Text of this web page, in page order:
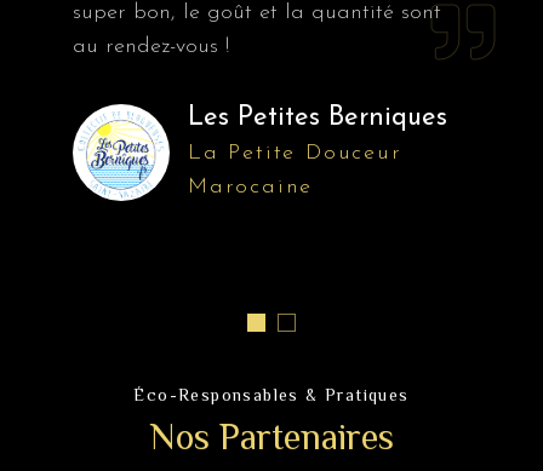
super bon, le goût et la quantité sont
au rendez-vous !
Les Petites Berniques
La Petite Douceur
Marocaine
Éco-Responsables & Pratiques
Nos Partenaires